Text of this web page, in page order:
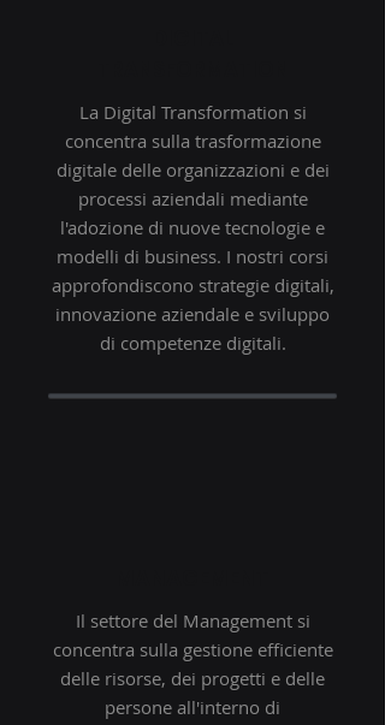
La Digital Transformation si
concentra sulla trasformazione
digitale delle organizzazioni e dei
processi aziendali mediante
l'adozione di nuove tecnologie e
modelli di business. I nostri corsi
approfondiscono strategie digitali,
innovazione aziendale e sviluppo
di competenze digitali.
Il settore del Management si
concentra sulla gestione efficiente
delle risorse, dei progetti e delle
persone all'interno di